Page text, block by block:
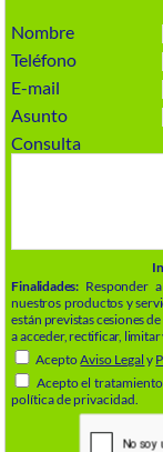
Nombre
Teléfono
E-mail
Asunto
Consulta
Finalidades: Responder
nuestros productos y
están previstas cesiones de
a acceder, rectificar, limitar
AceptoAviso Legal y
Acepto el
política de privacidad.